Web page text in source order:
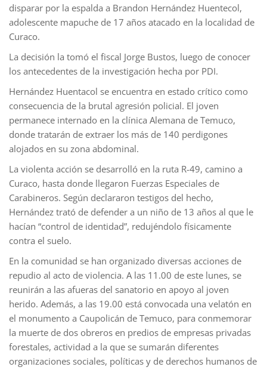
disparar por la espalda a Brandon Hernández Huentecol,
adolescente mapuche de 17 años atacado en la localidad de
Curaco.
La decisión la tomó el fiscal Jorge Bustos, luego de conocer
los antecedentes de la investigación hecha por PDI.
Hernández Huentacol se encuentra en estado crítico como
consecuencia de la brutal agresión policial. El joven
permanece internado en la clínica Alemana de Temuco,
donde tratarán de extraer los más de 140 perdigones
alojados en su zona abdominal.
La violenta acción se desarrolló en la ruta R-49, camino a
Curaco, hasta donde llegaron Fuerzas Especiales de
Carabineros. Según declararon testigos del hecho,
Hernández trató de defender a un niño de 13 años al que le
hacían “control de identidad”, redujéndolo físicamente
contra el suelo.
En la comunidad se han organizado diversas acciones de
repudio al acto de violencia. A las 11.00 de este lunes, se
reunirán a las afueras del sanatorio en apoyo al joven
herido. Además, a las 19.00 está convocada una velatón en
el monumento a Caupolicán de Temuco, para conmemorar
la muerte de dos obreros en predios de empresas privadas
forestales, actividad a la que se sumarán diferentes
organizaciones sociales, políticas y de derechos humanos de